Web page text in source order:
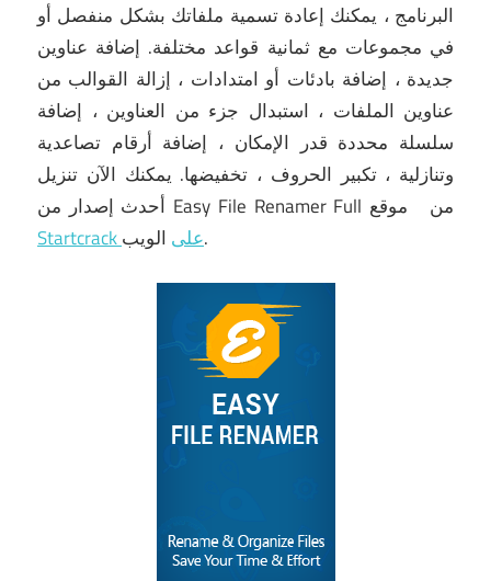
البرنامج ، يمكنك إعادة تسمية ملفاتك بشكل منفصل أو
في مجموعات مع ثمانية قواعد مختلفة. إضافة عناوين
جديدة ، إضافة بادئات أو امتدادات ، إزالة القوالب من
عناوين الملفات ، استبدال جزء من العناوين ، إضافة
سلسلة محددة قدر الإمكان ، إضافة أرقام تصاعدية
وتنازلية ، تكبير الحروف ، تخفيضها.يمكنك الآن تنزيل
أحدث إصدار من Easy File Renamer Full من
موقع
Startcrack علىالويب.